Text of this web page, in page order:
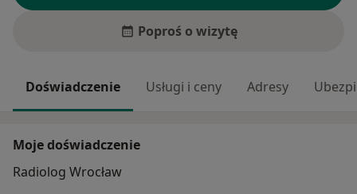
Poproś o wizytę
Doświadczenie Usługi i ceny Adresy
Moje doświadczenie
Radiolog Wrocław